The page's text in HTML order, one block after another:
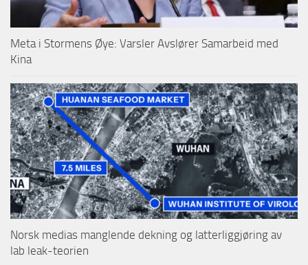
Meta i Stormens Øye: Varsler Avslører Samarbeid med
Kina
Norsk medias manglende dekning og latterliggjøring av
lab leak-teorien